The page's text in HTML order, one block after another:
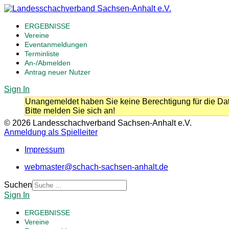
ERGEBNISSE
Vereine
Eventanmeldungen
Terminliste
An-/Abmelden
Antrag neuer Nutzer
Sign In
Unangemeldet haben Sie keine Berechtigung für die
Bitte melden Sie sich an!
© 2026 Landesschachverband Sachsen-Anhalt e.V.
Anmeldung als Spielleiter
Impressum
webmaster@schach-sachsen-anhalt.de
Suchen
Sign In
ERGEBNISSE
Vereine